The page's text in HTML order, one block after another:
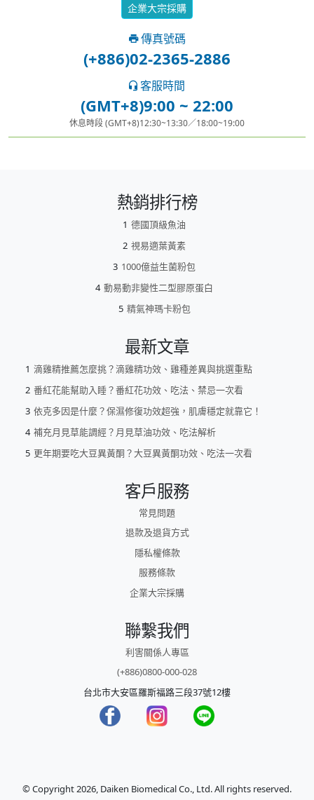
企業大宗採購
傳真號碼
(+886)02-2365-2886
客服時間
(GMT+8)9:00 ~ 22:00
休息時段 (GMT+8)12:30~13:30／18:00~19:00
熱銷排行榜
德國頂級魚油
視易適葉黃素
1000億益生菌粉包
動易動非變性二型膠原蛋白
精氣神瑪卡粉包
最新文章
滴雞精推薦怎麼挑？滴雞精功效、雞種差異與挑選重點
番紅花能幫助入睡？番紅花功效、吃法、禁忌一次看
依克多因是什麼？保濕修復功效超強，肌膚穩定就靠它！
補充月見草能調經？月見草油功效、吃法解析
更年期要吃大豆異黃酮？大豆異黃酮功效、吃法一次看
客戶服務
常見問題
退款及退貨方式
隱私權條款
服務條款
企業大宗採購
聯繫我們
利害關係人專區
(+886)0800-000-028
台北市大安區羅斯福路三段37號12樓
© Copyright 2026, Daiken Biomedical Co., Ltd. All rights reserved.